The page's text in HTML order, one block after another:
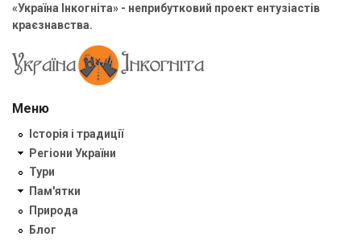
«Україна Інкогніта» - неприбутковий проект ентузіастів
краєзнавства.
Меню
Історія і традиції
Регіони України
Тури
Пам'ятки
Природа
Блог